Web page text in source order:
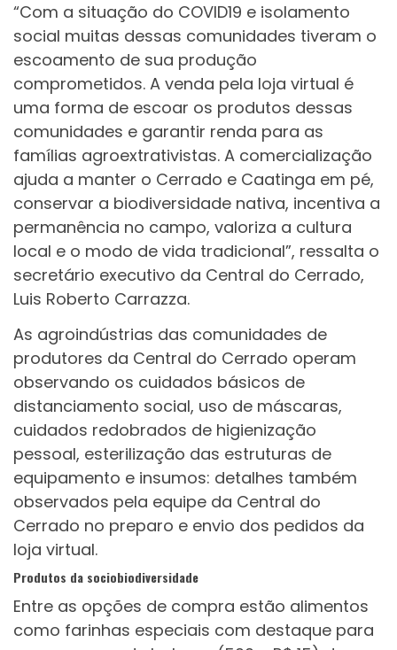
“Com a situação do COVID19 e isolamento
social muitas dessas comunidades tiveram o
escoamento de sua produção
comprometidos. A venda pela loja virtual é
uma forma de escoar os produtos dessas
comunidades e garantir renda para as
famílias agroextrativistas. A comercialização
ajuda a manter o Cerrado e Caatinga em pé,
conservar a biodiversidade nativa, incentiva a
permanência no campo, valoriza a cultura
local e o modo de vida tradicional”, ressalta o
secretário executivo da Central do Cerrado,
Luis Roberto Carrazza.
As agroindústrias das comunidades de
produtores da Central do Cerrado operam
observando os cuidados básicos de
distanciamento social, uso de máscaras,
cuidados redobrados de higienização
pessoal, esterilização das estruturas de
equipamento e insumos: detalhes também
observados pela equipe da Central do
Cerrado no preparo e envio dos pedidos da
loja virtual.
Produtos da sociobiodiversidade
Entre as opções de compra estão alimentos
como farinhas especiais com destaque para